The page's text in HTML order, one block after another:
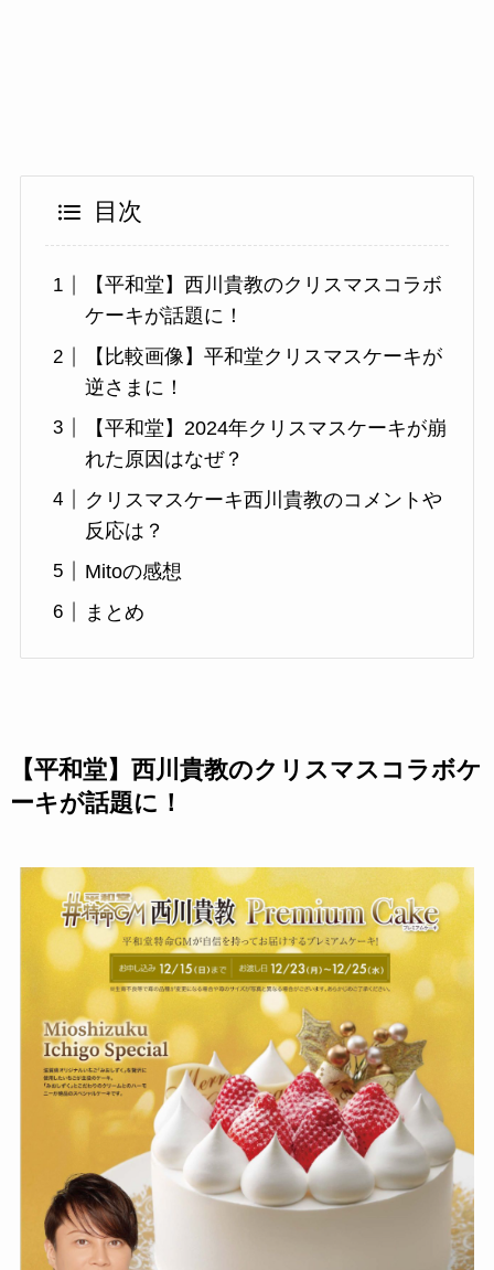
目次
【平和堂】西川貴教のクリスマスコラボ
ケーキが話題に！
【比較画像】平和堂クリスマスケーキが
逆さまに！
【平和堂】2024年クリスマスケーキが崩
れた原因はなぜ？
クリスマスケーキ西川貴教のコメントや
反応は？
Mitoの感想
まとめ
【平和堂】西川貴教のクリスマスコラボケ
ーキが話題に！